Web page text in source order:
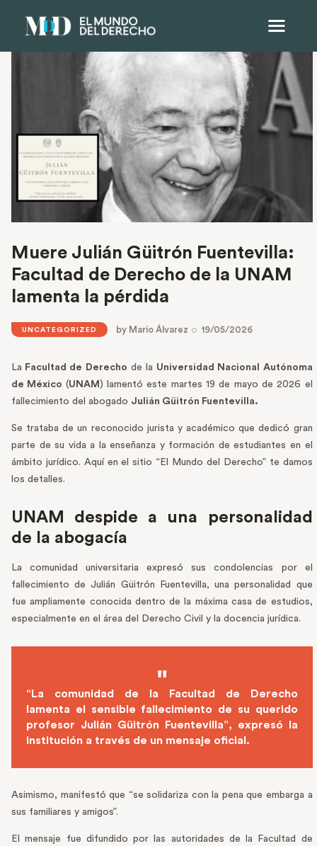
Muere Julián Güitrón Fuentevilla:
Facultad de Derecho de la UNAM
lamenta la pérdida
UNCATEGORIZED by Mario Álvarez 19/05/2026
La Facultad de Derecho de la Universidad Nacional Autónoma
de México (UNAM ) lamentó este martes 19 de mayo de 2026 el
fallecimiento del abogado Julián Güitrón Fuentevilla.
Se trataba de un reconocido jurista y académico que dedicó gran
parte de su vida a la enseñanza y formación de estudiantes en el
ámbito jurídico. Aquí en el sitio “El Mundo del Derecho” te damos
los detalles.
UNAM despide a una personalidad
de la abogacía
La comunidad universitaria expresó sus condolencias por el
fallecimiento de Julián Güitrón Fuentevilla, una personalidad que
fue ampliamente conocida dentro de la máxima casa de estudios,
especialmente en el área del Derecho Civil y la docencia jurídica.
“La comunidad de la Facultad de Derecho
lamenta el sensible fallecimiento de su querido
profesor Julián Güitrón Fuentevilla”, expresó la
institución a través de un mensaje oficial.
Asimismo, manifestó que “se solidariza con la pena que embarga a
sus familiares y amigos”.
El mensaje fue difundido por las autoridades de la Facultad de